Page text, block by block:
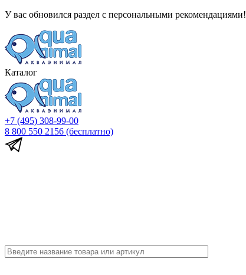
У вас обновился раздел с персональными рекомендациями!
Каталог
+7 (495) 308-99-00
8 800 550 2156 (бесплатно)